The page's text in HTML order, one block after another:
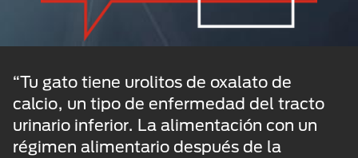
“Tu gato tiene urolitos de oxalato de
calcio, un tipo de enfermedad del tracto
urinario inferior. La alimentación con un
régimen alimentario después de la